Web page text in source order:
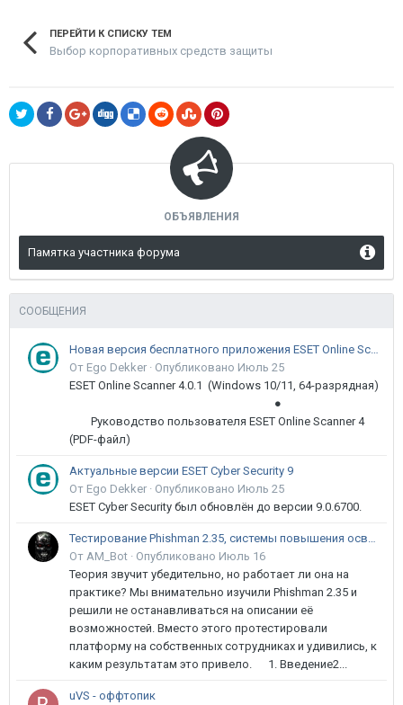
ПЕРЕЙТИ К СПИСКУ ТЕМ
Выбор корпоративных средств защиты
ОБЪЯВЛЕНИЯ
Памятка участника форума
СООБЩЕНИЯ
Новая версия бесплатного приложения ESET Online Scanner доступна пользователям
От Ego Dekker · Опубликовано Июль 25
ESET Online Scanner 4.0.1 (Windows 10/11, 64-разрядная)
●
Руководство пользователя ESET Online Scanner 4
(PDF-файл)
Актуальные версии ESET Cyber Security 9
От Ego Dekker · Опубликовано Июль 25
ESET Cyber Security был обновлён до версии 9.0.6700.
Тестирование Phishman 2.35, системы повышения осведомлённости пользователей в сфере ИБ
От AM_Bot · Опубликовано Июль 16
Теория звучит убедительно, но работает ли она на
практике? Мы внимательно изучили Phishman 2.35 и
решили не останавливаться на описании её
возможностей. Вместо этого протестировали
платформу на собственных сотрудниках и удивились, к
каким результатам это привело. 1. Введение2...
uVS - оффтопик